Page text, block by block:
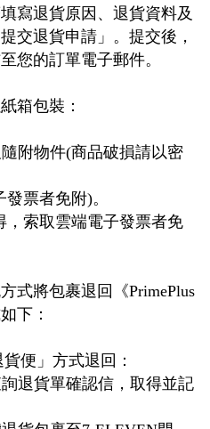
寫退貨原因、退貨資料及
交退貨申請」。提交後，
您的訂單電子郵件。
箱包裝：
附物件(商品破損請以密
發票者免附)。
，索取雲端電子發票者免
式將包裹退回《PrimePlus
下：
貨便」方式退回：
退貨單確認信，取得並記